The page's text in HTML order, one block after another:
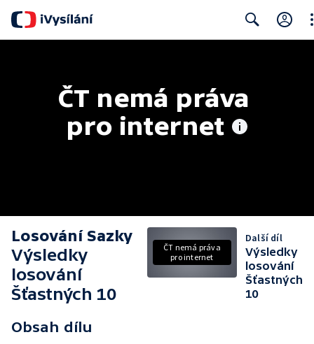
ČT nemá práva
pro internet
Losování Sazky
Výsledky
losování
Šťastných 10
Obsah dílu
ČT nemá práva
pro internet
Další díl
Výsledky
losování
Šťastných
10